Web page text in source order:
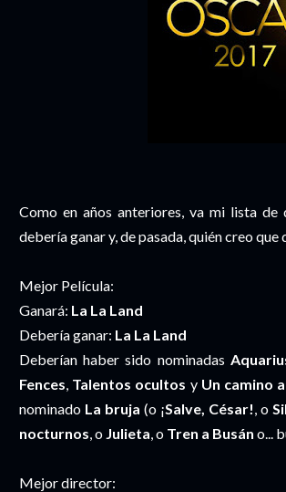
Como en años anteriores, va mi lista
debería ganar y, de pasada, quién creo
Mejor Película:
Ganará: La La Land
Debería ganar: La La Land
Deberían haber sido nominadas
Fences, Talentos ocultos y Un camino
nominado La bruja (o ¡Salve, César!, o
nocturnos, o Julieta, o Tren a Busán o...
Mejor director: